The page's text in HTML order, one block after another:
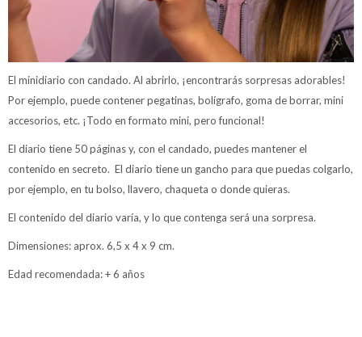
El minidiario con candado. Al abrirlo, ¡encontrarás sorpresas adorables!
Por ejemplo, puede contener pegatinas, bolígrafo, goma de borrar, mini
accesorios, etc. ¡Todo en formato mini, pero funcional!
El diario tiene 50 páginas y, con el candado, puedes mantener el
contenido en secreto. El diario tiene un gancho para que puedas colgarlo,
por ejemplo, en tu bolso, llavero, chaqueta o donde quieras.
El contenido del diario varía, y lo que contenga será una sorpresa.
Dimensiones: aprox. 6,5 x 4 x 9 cm.
Edad recomendada: + 6 años